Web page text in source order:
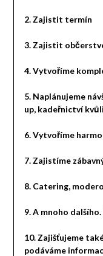
2. Zajistit termín
3. Zajistit
4. Vytvoříme
5. Naplánujeme
up, kadeřnictví
6. Vytvoříme
7. Zajistíme
8. Catering,
9. A mnoho
10. Zajišťujeme
podáváme